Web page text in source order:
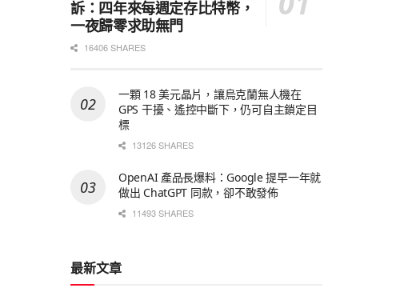
訴：四年來每週定存比特幣，
一夜歸零求助無門
16406 SHARES
一顆 18 美元晶片，讓烏克蘭無人機在
GPS 干擾、遙控中斷下，仍可自主鎖定目
標
13126 SHARES
OpenAI 產品長爆料：Google 提早一年就
做出 ChatGPT 同款，卻不敢發佈
11493 SHARES
最新文章